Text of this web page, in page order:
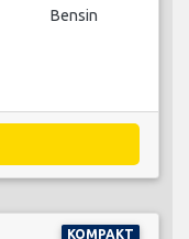
Bensin
KOMPAKT